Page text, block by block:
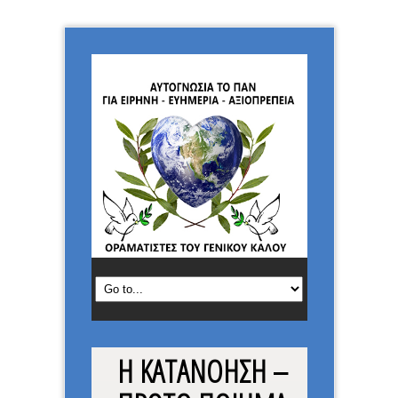
Η ΚΑΤΑΝΟΗΣΗ –